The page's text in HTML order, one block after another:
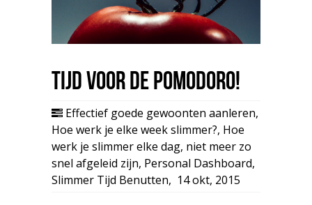
Tijd voor de Pomodoro!
Effectief goede gewoonten aanleren,
Hoe werk je elke week slimmer?, Hoe
werk je slimmer elke dag, niet meer zo
snel afgeleid zijn, Personal Dashboard,
Slimmer Tijd Benutten, 14 okt, 2015